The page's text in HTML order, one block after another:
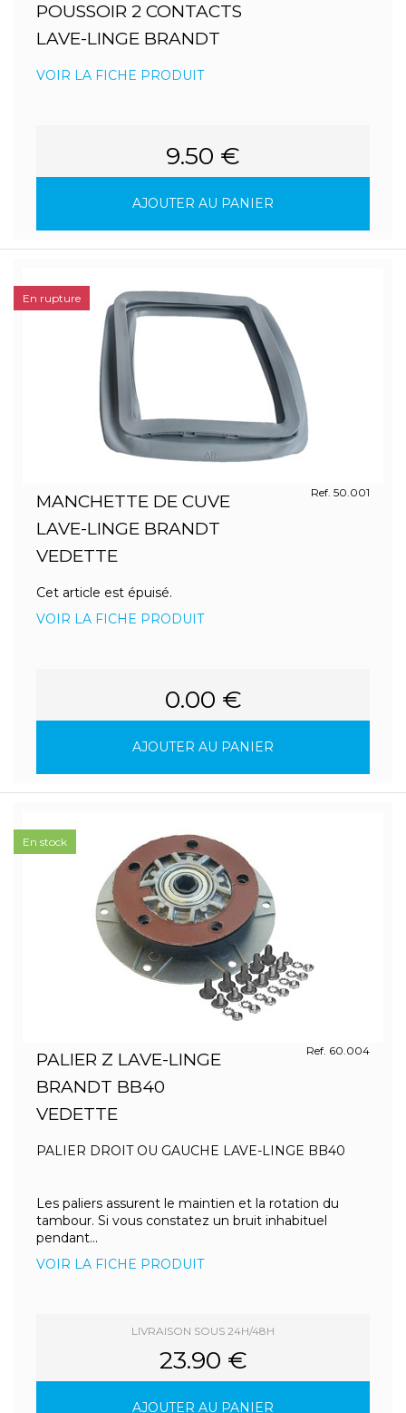
POUSSOIR 2 CONTACTS
LAVE-LINGE BRANDT
VOIR LA FICHE PRODUIT
9.50 €
AJOUTER AU PANIER
MANCHETTE DE CUVE
LAVE-LINGE BRANDT
VEDETTE
Ref. 50.001
Cet article est épuisé.
VOIR LA FICHE PRODUIT
0.00 €
AJOUTER AU PANIER
En rupture
PALIER Z LAVE-LINGE
BRANDT BB40
VEDETTE
Ref. 60.004
PALIER DROIT OU GAUCHE LAVE-LINGE BB40
Les paliers assurent le maintien et la rotation du
tambour. Si vous constatez un bruit inhabituel
pendant...
VOIR LA FICHE PRODUIT
LIVRAISON SOUS 24H/48H
23.90 €
AJOUTER AU PANIER
En stock